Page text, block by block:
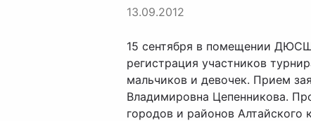
13.09.2012
15 сентября в помещении
регистрация участников
мальчиков и девочек. Прием
Владимировна Цепенникова.
городов и районов Алтайского